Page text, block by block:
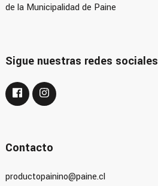
de la Municipalidad de Paine
Sigue nuestras redes sociales
Contacto
productopainino@paine.cl